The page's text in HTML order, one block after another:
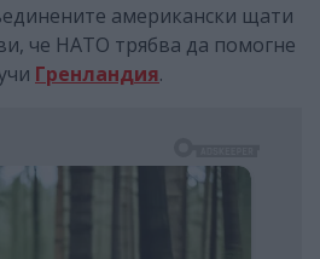
американски щати
че НАТО трябва да помогне
Гренландия.